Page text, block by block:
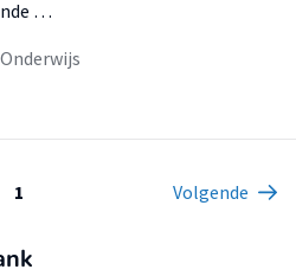
…
1 Volgende